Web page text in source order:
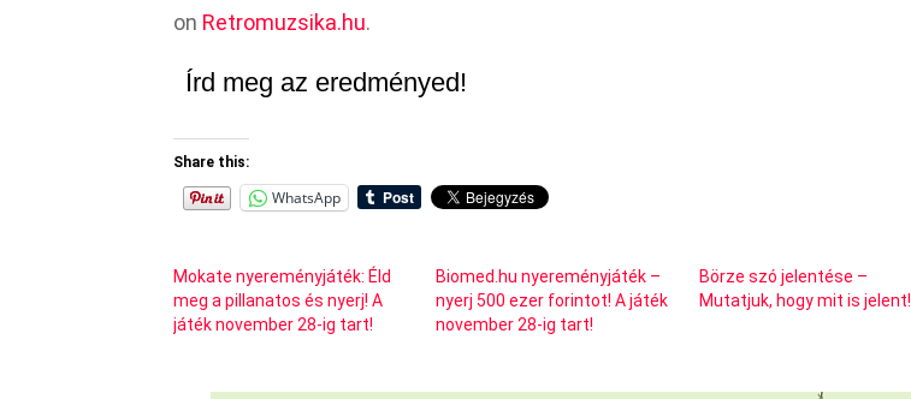
on Retromuzsika.hu.
Írd meg az eredményed!
Share this:
WhatsApp
Mokate nyereményjáték: Éld
meg a pillanatos és nyerj! A
játék november 28-ig tart!
Biomed.hu nyereményjáték –
nyerj 500 ezer forintot! A játék
november 28-ig tart!
Börze szó jelentése –
Mutatjuk, hogy mit is jelent!